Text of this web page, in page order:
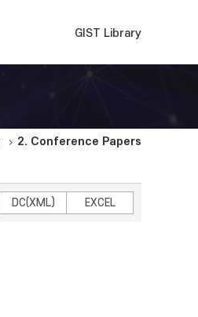
GIST Library
2. Conference Papers
DC(XML) EXCEL